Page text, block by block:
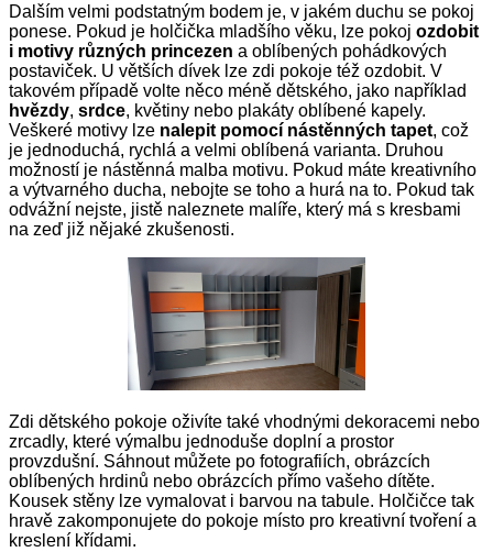
Dalším velmi podstatným bodem je, v jakém duchu se pokoj
ponese. Pokud je holčička mladšího věku, lze pokoj ozdobit
i motivy různých princezen a oblíbených pohádkových
postaviček. U větších dívek lze zdi pokoje též ozdobit. V
takovém případě volte něco méně dětského, jako například
hvězdy, srdce, květiny nebo plakáty oblíbené kapely.
Veškeré motivy lze nalepit pomocí nástěnných tapet, což
je jednoduchá, rychlá a velmi oblíbená varianta. Druhou
možností je nástěnná malba motivu. Pokud máte kreativního
a výtvarného ducha, nebojte se toho a hurá na to. Pokud tak
odvážní nejste, jistě naleznete malíře, který má s kresbami
na zeď již nějaké zkušenosti.
Zdi dětského pokoje oživíte také vhodnými dekoracemi nebo
zrcadly, které výmalbu jednoduše doplní a prostor
provzdušní. Sáhnout můžete po fotografiích, obrázcích
oblíbených hrdinů nebo obrázcích přímo vašeho dítěte.
Kousek stěny lze vymalovat i barvou na tabule. Holčičce tak
hravě zakomponujete do pokoje místo pro kreativní tvoření a
kreslení křídami.